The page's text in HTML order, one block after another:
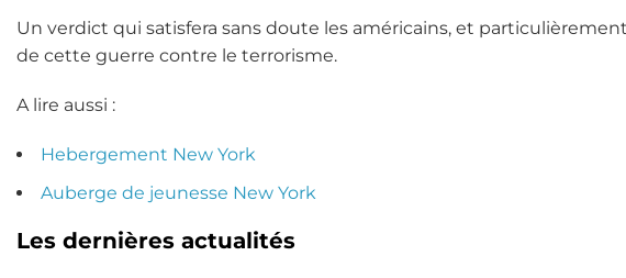
Un verdict qui satisfera sans doute les américains, et
de cette guerre contre le terrorisme.
A lire aussi :
Hebergement New York
Auberge de jeunesse New York
Les dernières actualités